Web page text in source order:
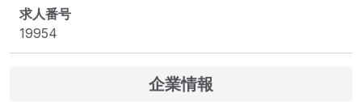
求人番号
19954
企業情報